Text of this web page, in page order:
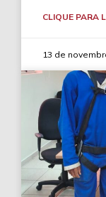
CLIQUE PARA
13 de